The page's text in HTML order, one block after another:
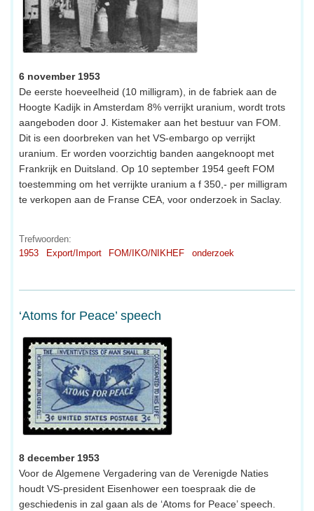
6 november 1953
De eerste hoeveelheid (10 milligram), in de fabriek aan de
Hoogte Kadijk in Amsterdam 8% verrijkt uranium, wordt trots
aangeboden door J. Kistemaker aan het bestuur van FOM.
Dit is een doorbreken van het VS-embargo op verrijkt
uranium. Er worden voorzichtig banden aangeknoopt met
Frankrijk en Duitsland. Op 10 september 1954 geeft FOM
toestemming om het verrijkte uranium a f 350,- per milligram
te verkopen aan de Franse CEA, voor onderzoek in Saclay.
Trefwoorden:
1953
Export/Import FOM/IKO/NIKHEF onderzoek
‘Atoms for Peace’ speech
8 december 1953
Voor de Algemene Vergadering van de Verenigde Naties
houdt VS-president Eisenhower een toespraak die de
geschiedenis in zal gaan als de ‘Atoms for Peace’ speech.